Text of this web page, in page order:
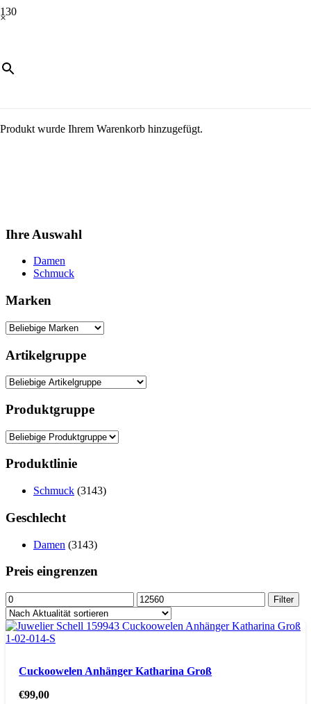
×
Produkt wurde Ihrem Warenkorb hinzugefügt.
Ihre Auswahl
Damen
Schmuck
Marken
Artikelgruppe
Produktgruppe
Produktlinie
Schmuck (3143)
Geschlecht
Damen (3143)
Preis eingrenzen
Min.
Preis
Max.
Preis
Filter
Cuckoowelen Anhänger Katharina Groß
€99,00